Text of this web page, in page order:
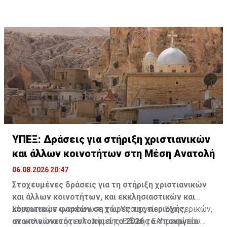
ΥΠΕΞ: Δράσεις για στήριξη χριστιανικών
και άλλων κοινοτήτων στη Μέση Ανατολή
06.08.2026 20:47
Στοχευμένες δράσεις για τη στήριξη χριστιανικών
και άλλων κοινοτήτων, και εκκλησιαστικών και
κοινοτικών φορέων σε χώρες της περιοχής,
ανακοινώνει ότι υλοποιεί το 2026 το Υπουργείο
Σύμφωνα με ανακοίνωση του Υπουργείου Εξωτερικών,
στο πλαίσιο της εντολής της Ειδικής Εκπροσώπου